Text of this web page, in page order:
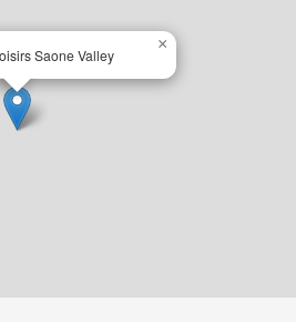
Saone Valley
×